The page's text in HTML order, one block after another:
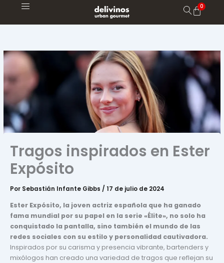
contenido
Tragos inspirados en Ester
Expósito
Por Sebastián Infante Gibbs / 17 de julio de 2024
Ester Expósito, la joven actriz española que ha ganado
fama mundial por su papel en la serie «Élite», no solo ha
conquistado la pantalla, sino también el mundo de las
redes sociales con su estilo y personalidad cautivadora.
Inspirados por su carisma y presencia vibrante, bartenders y
mixólogos han creado una variedad de tragos que reflejan su